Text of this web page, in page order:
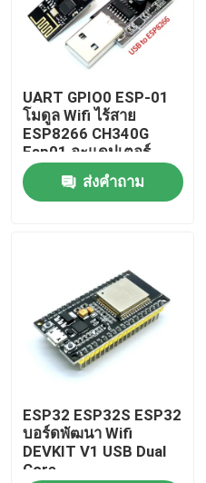
UART GPIO0 ESP-01
โมดูล Wifi ไร้สาย
ESP8266 CH340G
Esp01 อะแดปเตอร์
โปรแกรมเมอร์
ส่งคำถาม
ESP32 ESP32S ESP32
บอร์ดพัฒนา Wifi
DEVKIT V1 USB Dual
Core